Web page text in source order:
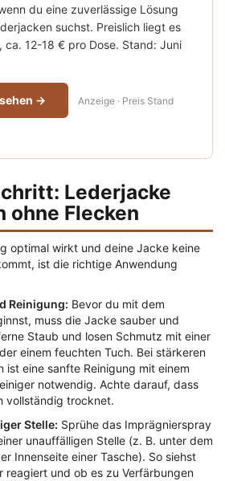
du eine zuverlässige Lösung
suchst. Preislich liegt es
ca. 12-18 € pro Dose. Stand: Juni
→ Anzeige · Preis Stand
Lederjacke
ohne Flecken
optimal wirkt und deine Jacke keine
ist die richtige Anwendung
Reinigung: Bevor du mit dem
muss die Jacke sauber und
Staub und losen Schmutz mit einer
einem feuchten Tuch. Bei stärkeren
ist eine sanfte Reinigung mit einem
notwendig. Achte darauf, dass
vollständig trocknet.
Stelle: Sprühe das Imprägnierspray
unauffälligen Stelle (z. B. unter dem
Innenseite einer Tasche). So siehst
reagiert und ob es zu Verfärbungen